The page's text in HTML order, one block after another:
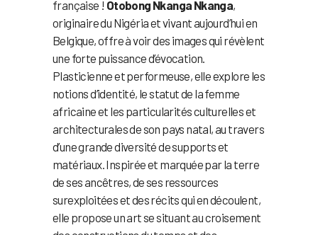
française ! Otobong Nkanga Nkanga,
originaire du Nigéria et vivant aujourd’hui en
Belgique, offre à voir des images qui révèlent
une forte puissance d’évocation.
Plasticienne et performeuse, elle explore les
notions d’identité, le statut de la femme
africaine et les particularités culturelles et
architecturales de son pays natal, au travers
d’une grande diversité de supports et
matériaux. Inspirée et marquée par la terre
de ses ancêtres, de ses ressources
surexploitées et des récits qui en découlent,
elle propose un art se situant au croisement